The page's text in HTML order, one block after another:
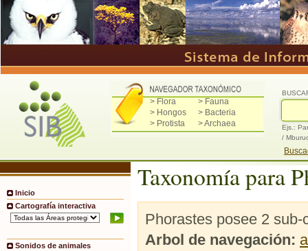
> Flora
> Fauna
> Hongos
> Bacteria
> Protista
> Archaea
Ejs.:
/
Inicio
Cartografía interactiva
Sonidos de animales
Taxonomía para
Phorastes posee 2 sub-
Arbol de navegación: